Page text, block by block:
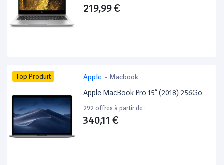
219,99 €
Top Produit Apple - Macbook
Apple MacBook Pro 15” (2018) 256Go
292 offres à partir de :
340,11 €